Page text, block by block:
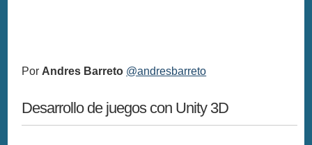
PorAndres Barreto @andresbarreto
Desarrollo de juegos con Unity 3D